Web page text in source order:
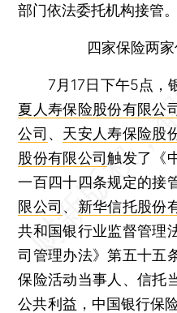
部门依法委托机构接管。
四家保险两
7月17日下午5点，
夏人寿保险股份有限公
公司 、 天安人寿保险股
股份有限公司触发了《
一百四十四条规定的接
限公司 、 新华信托股份
共和国银行业监督管理
司管理办法》第五十五
保险活动当事人、信托
公共利益，中国银行保